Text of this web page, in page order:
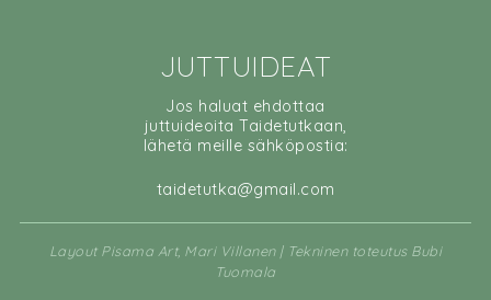
JUTTUIDEAT
Jos haluat ehdottaa
juttuideoita Taidetutkaan,
lähetä meille sähköpostia:
taidetutka@gmail.com
Layout Pisama Art, Mari Villanen | Tekninen toteutus Bubi
Tuomala